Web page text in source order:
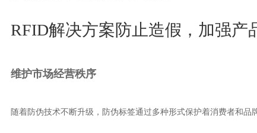
RFID解决方案防止造假，加强产
维护市场经营秩序
随着防伪技术不断升级，防伪标签通过多种形式保护着消费者和品